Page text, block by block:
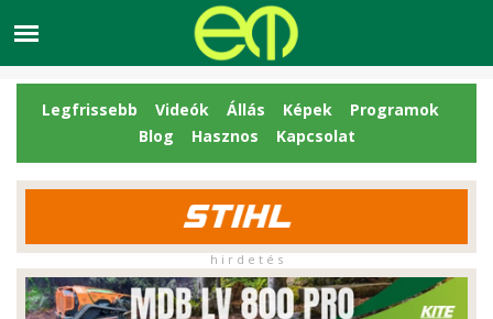
Legfrissebb Videók Állás Képek
Programok
Blog
Hasznos Kapcsolat
h i r d e t é s